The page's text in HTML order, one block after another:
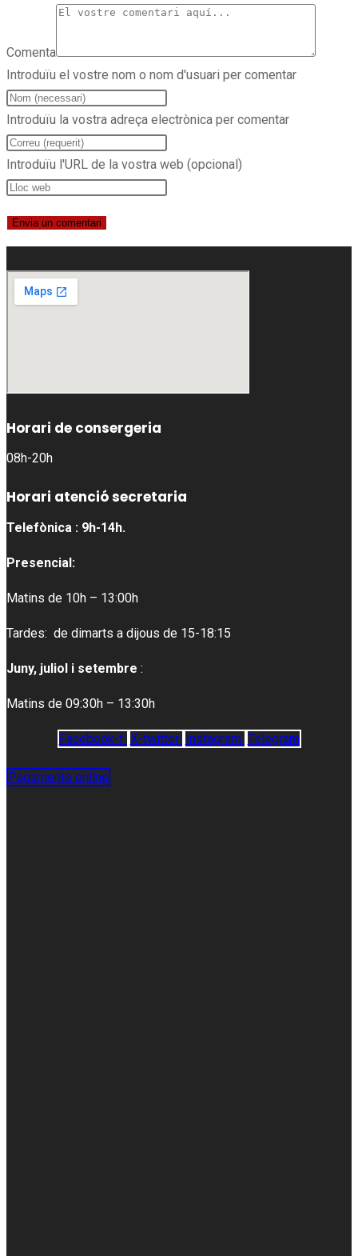
Comenta
Introduïu el vostre nom o nom d'usuari per comentar
Introduïu la vostra adreça electrònica per comentar
Introduïu l'URL de la vostra web (opcional)
Horari de consergeria
08h-20h
Horari atenció secretaria
Telefònica : 9h-14h.
Presencial:
Matins de 10h – 13:00h
Tardes: de dimarts a dijous de 15-18:15
Juny, juliol i setembre :
Matins de 09:30h – 13:30h
Facebook-f X-twitter Instagram Telegram
Pagaments online